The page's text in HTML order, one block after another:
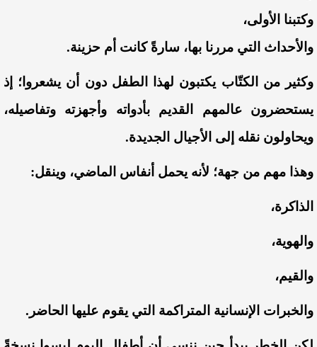
وكتبنا الأولى،
والأحداث التي مررنا بها، سارةً كانت أم حزينة.
وكثير من الكتّاب يكتبون لهذا الطفل دون أن يشعروا؛ إذ
يستحضرون عالمهم القديم بأدواته وأجهزته وتفاصيله،
ويحاولون نقله إلى الأجيال الجديدة.
وهذا مهم من جهة؛ لأنه يحمل أنفاس الماضي، وينقل:
الذاكرة،
والهوية،
والقيم،
والخبرات الإنسانية المتراكمة التي يقوم عليها الحاضر.